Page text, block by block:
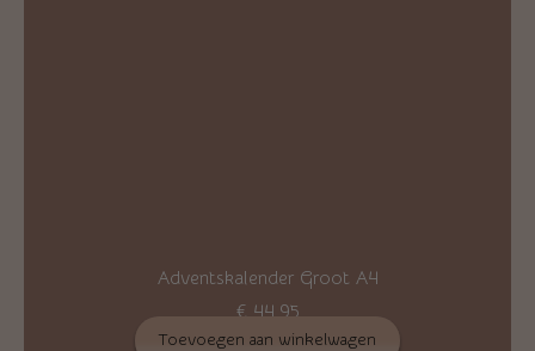
Adventskalender Groot A4
€44,95
Toevoegen aan winkelwagen